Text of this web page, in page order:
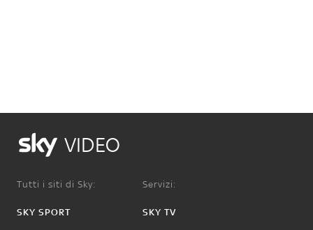
VIDEO
Tutti i siti di Sky:
SKY SPORT
Servizi:
SKY TV